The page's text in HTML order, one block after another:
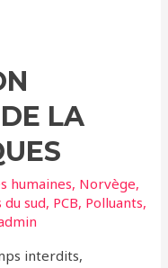
LA
humaines, Norvège,
sud, PCB, Polluants,
interdits,